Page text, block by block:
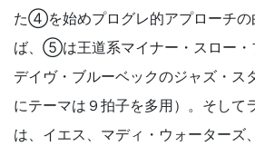
た④を始めプログレ的アプローチの
ば、⑤は王道系マイナー・スロー
デイヴ・ブルーベックのジャズ・ス
にテーマは９拍子を多用）。そして
は、イエス、マディ・ウォーターズ